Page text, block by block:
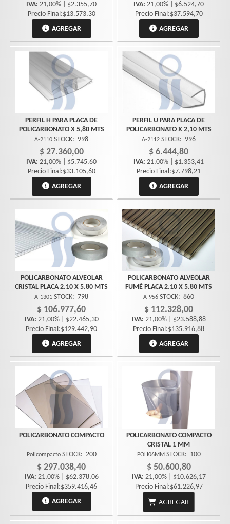
IVA: 21,00% | $2.355,70
Precio Final:$13.573,30
AGREGAR
IVA: 21,00% | $6.524,70
Precio Final:$37.594,70
AGREGAR
PERFIL H PARA PLACA DE
POLICARBONATO X 5,80 MTS
A-2110 STOCK: 998
$ 27.360,00
IVA: 21,00% | $5.745,60
Precio Final:$33.105,60
AGREGAR
PERFIL U PARA PLACA DE
POLICARBONATO X 2,10 MTS
A-2112 STOCK: 996
$ 6.444,80
IVA: 21,00% | $1.353,41
Precio Final:$7.798,21
AGREGAR
POLICARBONATO ALVEOLAR
CRISTAL PLACA 2.10 X 5.80 MTS
A-1301 STOCK: 798
$ 106.977,60
IVA: 21,00% | $22.465,30
Precio Final:$129.442,90
AGREGAR
POLICARBONATO ALVEOLAR
FUMÉ PLACA 2.10 X 5.80 MTS
A-956 STOCK: 860
$ 112.328,00
IVA: 21,00% | $23.588,88
Precio Final:$135.916,88
AGREGAR
POLICARBONATO COMPACTO
Policompacto STOCK: 200
$ 297.038,40
IVA: 21,00% | $62.378,06
Precio Final:$359.416,46
AGREGAR
POLICARBONATO COMPACTO
CRISTAL 1 MM
POLI06MM STOCK: 100
$ 50.600,80
IVA: 21,00% | $10.626,17
Precio Final:$61.226,97
AGREGAR